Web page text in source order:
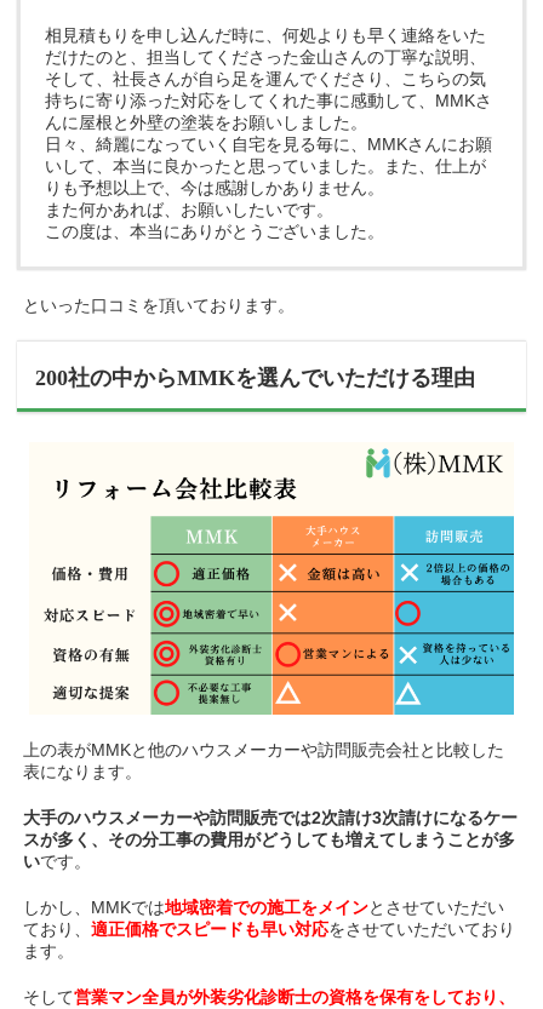
相見積もりを申し込んだ時に、何処よりも早く連絡をいた
だけたのと、担当してくださった金山さんの丁寧な説明、
そして、社長さんが自ら足を運んでくださり、こちらの気
持ちに寄り添った対応をしてくれた事に感動して、MMKさ
んに屋根と外壁の塗装をお願いしました。
日々、綺麗になっていく自宅を見る毎に、MMKさんにお願
いして、本当に良かったと思っていました。また、仕上が
りも予想以上で、今は感謝しかありません。
また何かあれば、お願いしたいです。
この度は、本当にありがとうございました。
といった口コミを頂いております。
200社の中からMMKを選んでいただける理由
上の表がMMKと他のハウスメーカーや訪問販売会社と比較した
表になります。
大手のハウスメーカーや訪問販売では2次請け3次請けになるケー
スが多く、その分工事の費用がどうしても増えてしまうことが多
いです。
しかし、MMKでは地域密着での施工をメインとさせていただい
ており、適正価格でスピードも早い対応をさせていただいており
ます。
そして営業マン全員が外装劣化診断士の資格を保有をしており、